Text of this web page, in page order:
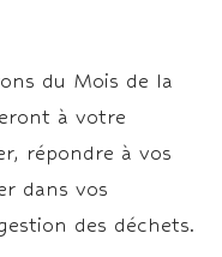
du Mois de la
à votre
répondre à vos
dans vos
des déchets.